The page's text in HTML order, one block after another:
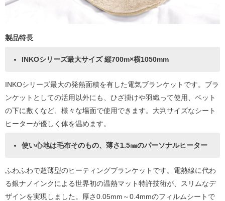
製品特長
INKOシリーズ最大サイズ 縦700m×横1050mm
INKOシリーズ最大の発熱面積を有した電気ブランケットです。ブラ
ンケットとしての活用以外にも、ひざ掛けや羽織って使用、ベット
の下に敷くなど、様々な場面で使用できます。大判サイズなシート
ヒーターが優しく体を温めます。
使い心地は毛布そのもの、薄さ1.5㎜のパーソナルヒーター
ふわふわで超薄型のヒーティングブランケットです。電熱線に代わ
る銀ナノインクによる世界初の温熱マット特許技術が、スリムなデ
ザインを実現しました。厚さ0.05mm～0.4mmのフィルムシートで